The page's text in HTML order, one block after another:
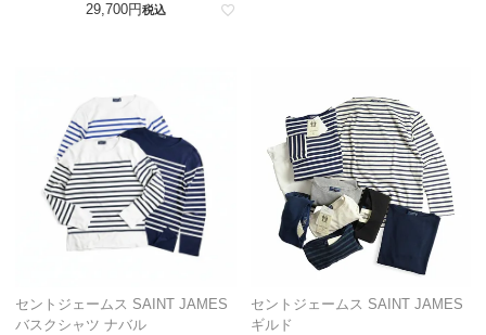
29,700 税込
セントジェームス SAINT JAMES
バスクシャツ ナバル
セントジェームス SAINT JAMES
ギルド